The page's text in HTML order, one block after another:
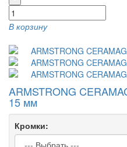
В корзину
ARMSTRONG
15 мм
Кромки: